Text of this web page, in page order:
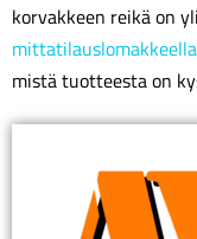
korvakkeen reikä on
mittatilauslomakkeella
mistä tuotteesta on